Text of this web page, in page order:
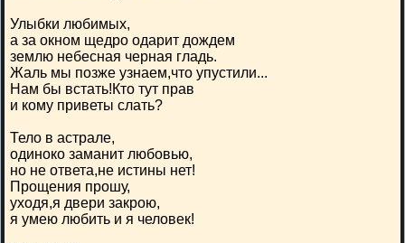
Улыбки любимых,
а за окном щедро одарит дождем
землю небесная черная гладь.
Жаль мы позже узнаем,что упустили...
Нам бы встать!Кто тут прав
и кому приветы слать?
Тело в астрале,
одиноко заманит любовью,
но не ответа,не истины нет!
Прощения прошу,
уходя,я двери закрою,
я умею любить и я человек!